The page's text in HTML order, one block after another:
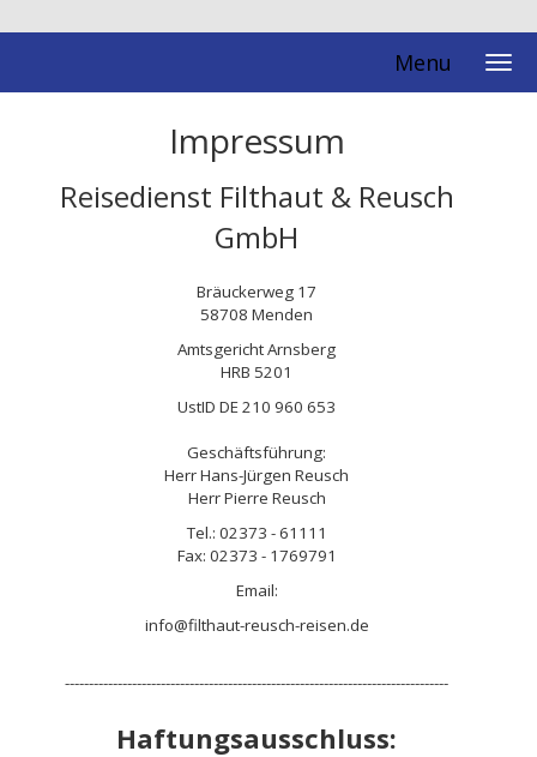
Menu
Impressum
Reisedienst Filthaut & Reusch
GmbH
Bräuckerweg 17
58708 Menden
Amtsgericht Arnsberg
HRB 5201
UstID DE 210 960 653
Geschäftsführung:
Herr Hans-Jürgen Reusch
Herr Pierre Reusch
Tel.: 02373 - 61111
Fax: 02373 - 1769791
Email:
info@filthaut-reusch-reisen.de
--------------------------------------------------------------------------------
Haftungsausschluss: